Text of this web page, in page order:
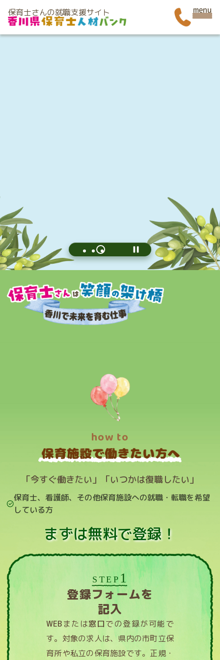
保育士さんの就職支援サイト menu
how to
「今すぐ働きたい」「いつかは復職したい」
保育士、看護師、その他保育施設への就職・転職を希望
している方
まずは無料で登録！
STEP 1
登録フォームを
記入
WEBまたは窓口での登録が可能で
す。対象の求人は、県内の市町立保
育所や私立の保育施設です。正規・